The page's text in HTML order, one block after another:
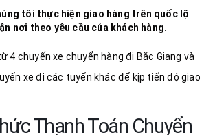
tôi thực hiện giao hàng trên quốc lộ
nơi theo yêu cầu của khách hàng.
4 chuyến xe chuyển hàng đi Bắc Giang và
xe đi các tuyến khác để kịp tiến độ giao
Thanh Toán Chuyển